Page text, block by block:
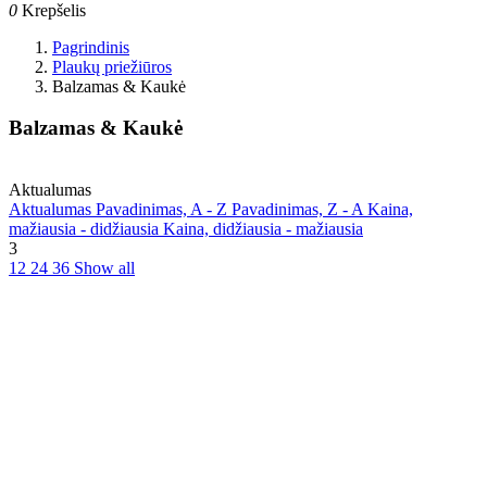
0 Krepšelis
Pagrindinis
Plaukų priežiūros
Balzamas & Kaukė
Balzamas & Kaukė
Aktualumas
Aktualumas Pavadinimas, A - Z Pavadinimas, Z - A Kaina,
mažiausia - didžiausia Kaina, didžiausia - mažiausia
3
12 24 36 Show all